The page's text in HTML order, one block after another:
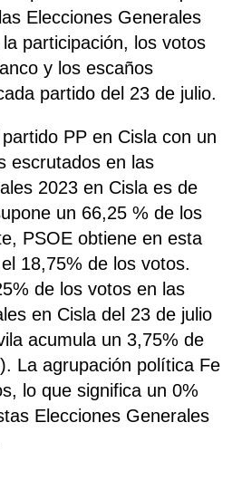
Elecciones Generales
participación, los votos
y los escaños
partido del 23 de julio.
PP en Cisla con un
escrutados en las
2023 en Cisla es de
un 66,25 % de los
PSOE obtiene en esta
18,75% de los votos.
de los votos en las
en Cisla del 23 de julio
acumula un 3,75% de
La agrupación política Fe
lo que significa un 0%
Elecciones Generales